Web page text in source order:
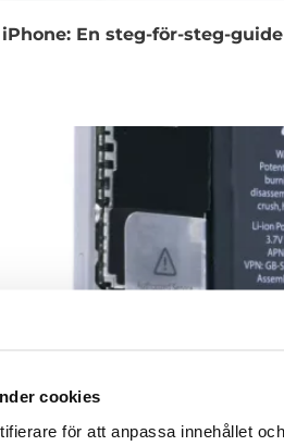
cookies
för att anpassa innehållet
En steg-för-steg-guide